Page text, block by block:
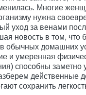
Многие
нужна
уход за венами
новость в том, что
обычных домашних
и умеренная
способны
действенные
сохранить